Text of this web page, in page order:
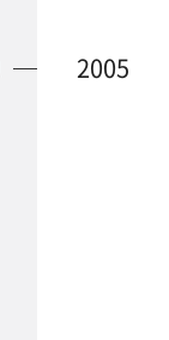
2005